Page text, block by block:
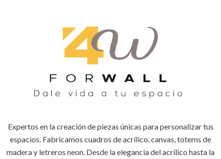
Expertos en la creación de piezas únicas para personalizar tus
espacios. Fabricamos cuadros de acrílico, canvas, totems de
madera y letreros neon. Desde la elegancia del acrílico hasta la